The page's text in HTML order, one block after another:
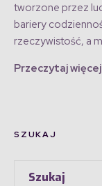
tworzone przez
bariery
rzeczywistość, a
Przeczytaj więcej
SZUKAJ